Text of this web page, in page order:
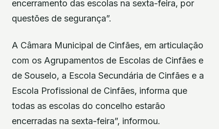
encerramento das escolas na sexta-feira, por
questões de segurança”.
A Câmara Municipal de Cinfães, em articulação
com os Agrupamentos de Escolas de Cinfães e
de Souselo, a Escola Secundária de Cinfães e a
Escola Profissional de Cinfães, informa que
todas as escolas do concelho estarão
encerradas na sexta-feira”, informou.